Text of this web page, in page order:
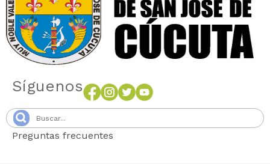
Síguenos
Preguntas frecuentes